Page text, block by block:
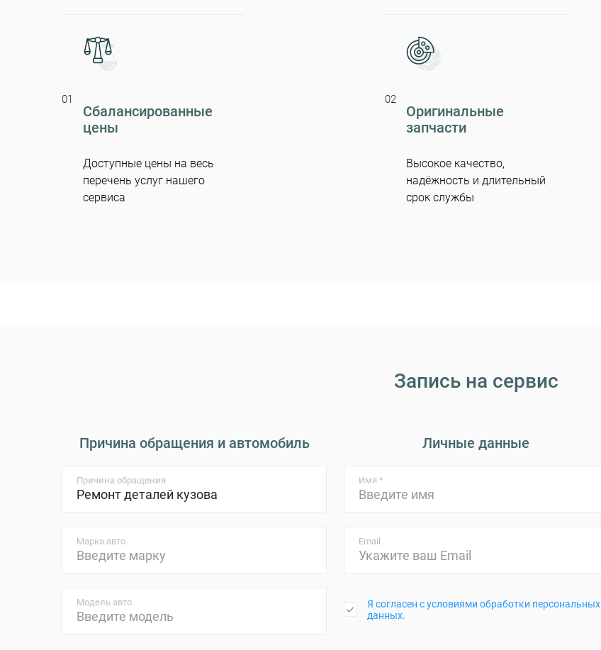
01
Сбалансированные
цены
Доступные цены на весь
перечень услуг нашего
сервиса
02
Оригинальные
запчасти
Высокое качество,
надёжность и длительный
срок службы
Запись на сервис
Причина обращения и автомобиль
Причина обращения
Марка авто
Модель авто
Личные данные
Имя *
Email
Я согласен с условиями обработки персональных
данных.